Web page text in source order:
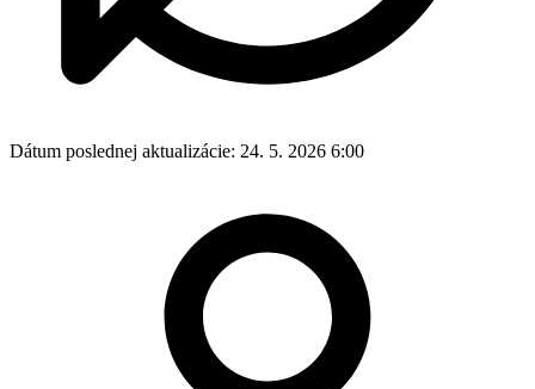
Dátum poslednej aktualizácie: 24. 5. 2026 6:00